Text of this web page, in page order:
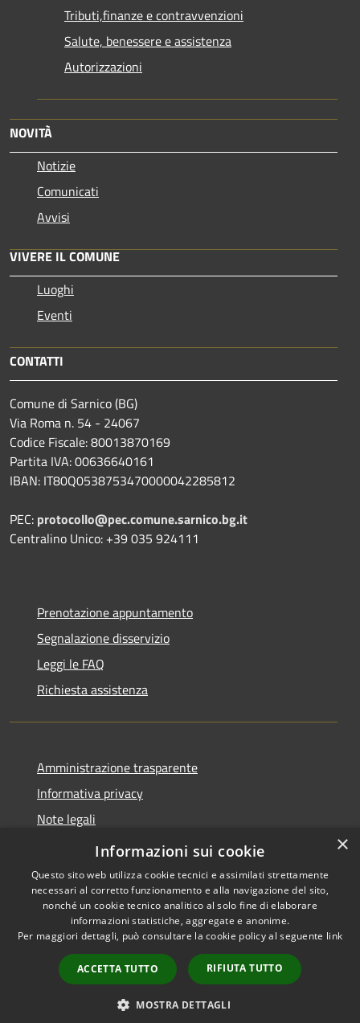
Tributi,finanze e contravvenzioni
Salute, benessere e assistenza
Autorizzazioni
NOVITÀ
Notizie
Comunicati
Avvisi
VIVERE IL COMUNE
Luoghi
Eventi
CONTATTI
Comune di Sarnico (BG)
Via Roma n. 54 - 24067
Codice Fiscale: 80013870169
Partita IVA: 00636640161
IBAN: IT80Q0538753470000042285812
PEC: protocollo@pec.comune.sarnico.bg.it
Centralino Unico: +39 035 924111
Prenotazione appuntamento
Segnalazione disservizio
Leggi le FAQ
Richiesta assistenza
Amministrazione trasparente
Informativa privacy
Note legali
Dichiarazione di accessibilità
Accessibilità
Copyright © 2026 • Comune di
Sarnico • Powered by
Municipium•
Accesso
redazione
×
Informazioni sui cookie
Questo sito web utilizza cookie tecnici e assimilati strettamente
necessari al corretto funzionamento e alla navigazione del sito,
nonché un cookie tecnico analitico al solo fine di elaborare
informazioni statistiche, aggregate e anonime.
Per maggiori dettagli, può consultare la cookie policy al seguente link
ACCETTA TUTTO RIFIUTA TUTTO
MOSTRA DETTAGLI